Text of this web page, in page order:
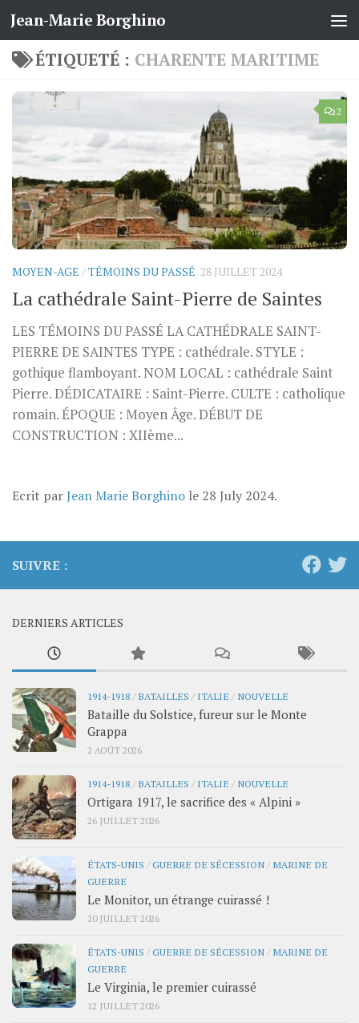
Skip to content
Jean-Marie Borghino
ÉTIQUETÉ : CHARENTE MARITIME
2
MOYEN-AGE /TÉMOINS DU PASSÉ 28 JUILLET 2024
La cathédrale Saint-Pierre de Saintes
LES TÉMOINS DU PASSÉ LA CATHÉDRALE SAINT-
PIERRE DE SAINTES TYPE : cathédrale. STYLE :
gothique flamboyant. NOM LOCAL : cathédrale Saint
Pierre. DÉDICATAIRE : Saint-Pierre. CULTE : catholique
romain. ÉPOQUE : Moyen Âge. DÉBUT DE
CONSTRUCTION : XIIème...
Ecrit parJean Marie Borghino le 28 July 2024.
SUIVRE :
DERNIERS ARTICLES
1914-1918 / BATAILLES / ITALIE / NOUVELLE
Bataille du Solstice, fureur sur le Monte
Grappa
2 AOÛT 2026
1914-1918 / BATAILLES / ITALIE / NOUVELLE
Ortigara 1917, le sacrifice des « Alpini »
26 JUILLET 2026
ÉTATS-UNIS /GUERRE DE SÉCESSION / MARINE DE
GUERRE
Le Monitor, un étrange cuirassé !
20 JUILLET 2026
ÉTATS-UNIS /GUERRE DE SÉCESSION / MARINE DE
GUERRE
Le Virginia, le premier cuirassé
12 JUILLET 2026